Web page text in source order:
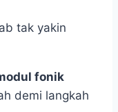
tak yakin
fonik
demi langkah